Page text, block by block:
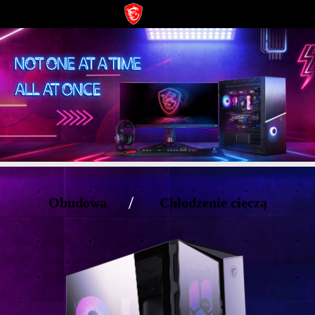
Obudowa / Chłodzenie cieczą